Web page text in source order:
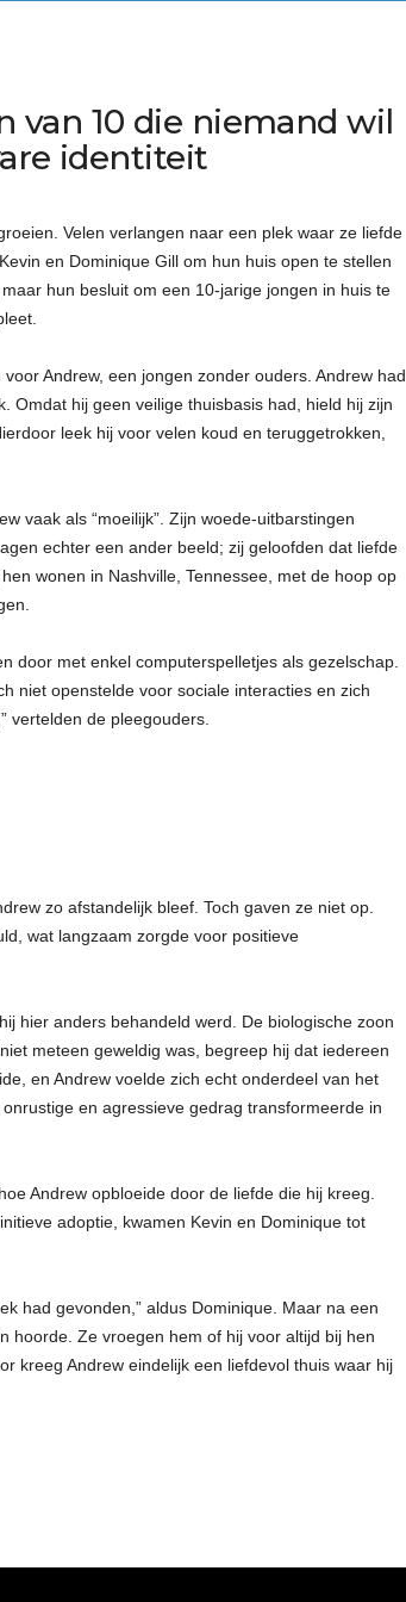
van 10 die niemand wil
identiteit
Velen verlangen naar een plek waar ze liefde
en Dominique Gill om hun huis open te stellen
hun besluit om een 10-jarige jongen in huis te
Andrew, een jongen zonder ouders. Andrew had
Omdat hij geen veilige thuisbasis had, hield hij zijn
leek hij voor velen koud en teruggetrokken,
vaak als “moeilijk”. Zijn woede-uitbarstingen
echter een ander beeld; zij geloofden dat liefde
wonen in Nashville, Tennessee, met de hoop op
door met enkel computerspelletjes als gezelschap.
niet openstelde voor sociale interacties en zich
vertelden de pleegouders.
zo afstandelijk bleef. Toch gaven ze niet op.
wat langzaam zorgde voor positieve
hier anders behandeld werd. De biologische zoon
meteen geweldig was, begreep hij dat iedereen
en Andrew voelde zich echt onderdeel van het
en agressieve gedrag transformeerde in
Andrew opbloeide door de liefde die hij kreeg.
adoptie, kwamen Kevin en Dominique tot
had gevonden,” aldus Dominique. Maar na een
hoorde. Ze vroegen hem of hij voor altijd bij hen
kreeg Andrew eindelijk een liefdevol thuis waar hij